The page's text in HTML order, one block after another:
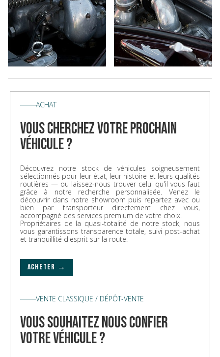
ACHAT
vous cherchez votre prochain
véhicule ?
Découvrez notre stock de véhicules soigneusement
sélectionnés pour leur état, leur histoire et leurs qualités
routières — ou laissez-nous trouver celui qu'il vous faut
grâce à notre recherche personnalisée. Venez le
découvrir dans notre showroom puis repartez avec ou
bien par transporteur directement chez vous,
accompagné des services premium de votre choix.
Propriétaires de la quasi-totalité de notre stock, nous
vous garantissons transparence totale, suivi post-achat
et tranquillité d'esprit sur la route.
ACHETER →
VENTE CLASSIQUE / DÉPÔT-VENTE
vous souhaitez nous confier
votre véhicule ?